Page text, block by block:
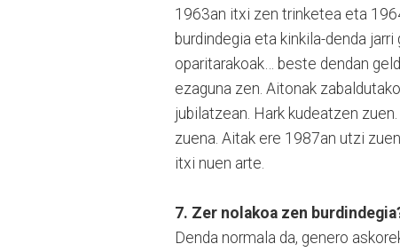
1963an itxi zen trinketea eta
burdindegia eta kinkila-denda
oparitarakoak… beste dendan
ezaguna zen. Aitonak
jubilatzean. Hark kudeatzen
zuena. Aitak ere 1987an utzi
itxi nuen arte.
7. Zer nolakoa zen
Denda normala da, genero